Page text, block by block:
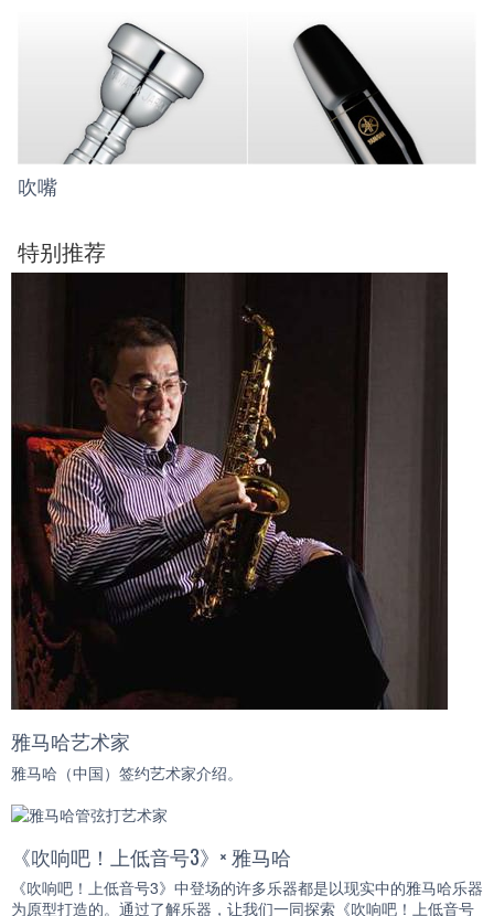
吹嘴
特别推荐
雅马哈艺术家
雅马哈（中国）签约艺术家介绍。
《吹响吧！上低音号3》× 雅马哈
《吹响吧！上低音号3》中登场的许多乐器都是以现实中的雅马哈乐器
为原型打造的。通过了解乐器，让我们一同探索《吹响吧！上低音号